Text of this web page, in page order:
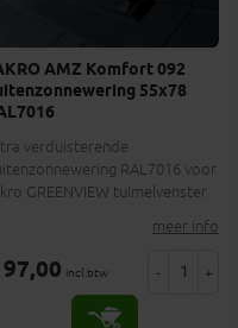
AMZ Komfort 092
55x78
verduisterende
RAL7016 voor
GREENVIEW tuimelvenster
meer info
incl.btw - +